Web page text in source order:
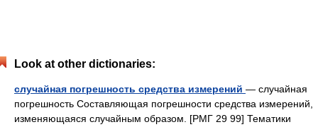
Look at other dictionaries:
случайная погрешность средства измерений — случайная
погрешность Составляющая погрешности средства измерений,
изменяющаяся случайным образом. [РМГ 29 99] Тематики